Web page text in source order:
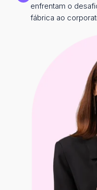
enfrentam o
fábrica ao